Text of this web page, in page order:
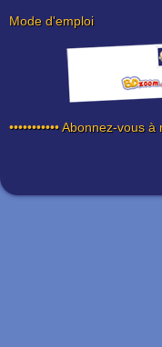
Mode d'emploi
••••••••••• Abonnez-vous